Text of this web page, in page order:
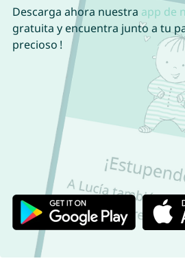
Descarga ahora nuestra app de
gratuita y encuentra junto a tu
precioso !